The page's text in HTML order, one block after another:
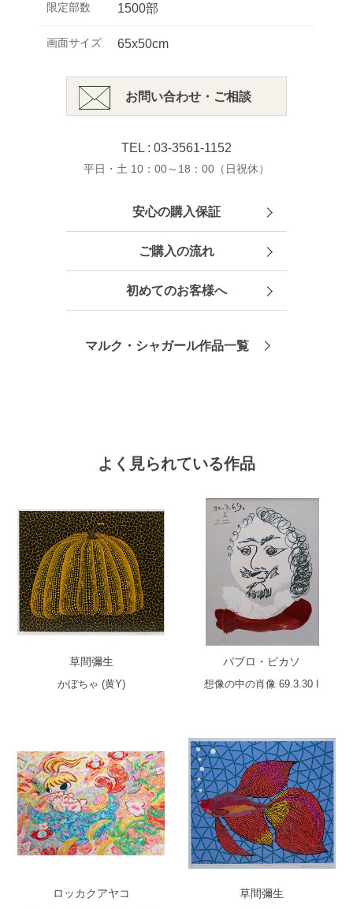
限定部数 1500部
画面サイズ 65x50cm
お問い合わせ・ご相談
TEL : 03-3561-1152
平日・土 10：00～18：00（日祝休）
安心の購入保証
ご購入の流れ
初めてのお客様へ
マルク・シャガール作品一覧
よく見られている作品
草間彌生
かぼちゃ (黄Y)
パブロ・ピカソ
想像の中の肖像 69.3.30 I
ロッカクアヤコ 草間彌生